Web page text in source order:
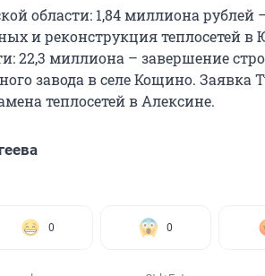
области: 1,84 миллиона рублей
и реконструкция теплосетей в
22,3 миллиона – завершение
завода в селе Кощино. Заявка
теплосетей в Алексине.
0 0